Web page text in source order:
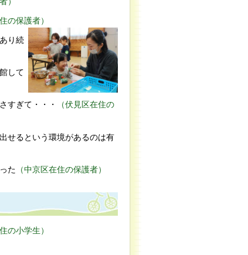
の保護者）
り続
して
すぎて・・・
（伏見区在住の
せるという環境があるのは有
た （中京区在住の保護者）
の小学生）